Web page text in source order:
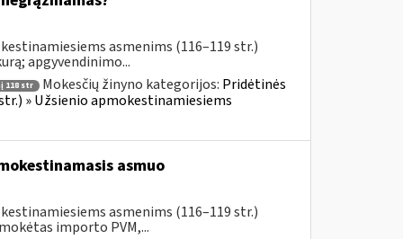
asmenims (116–119 str.)
apgyvendinimo...
118 str Mokesčių žinyno kategorijos: Pridėtinės
» Užsienio apmokestinamiesiems
asmuo
asmenims (116–119 str.)
importo PVM,...